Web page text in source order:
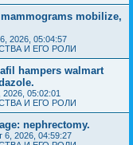
mobilize,
2026, 05:04:57
И ЕГО РОЛИ
hampers walmart
2026, 05:02:01
И ЕГО РОЛИ
nephrectomy.
6, 2026, 04:59:27